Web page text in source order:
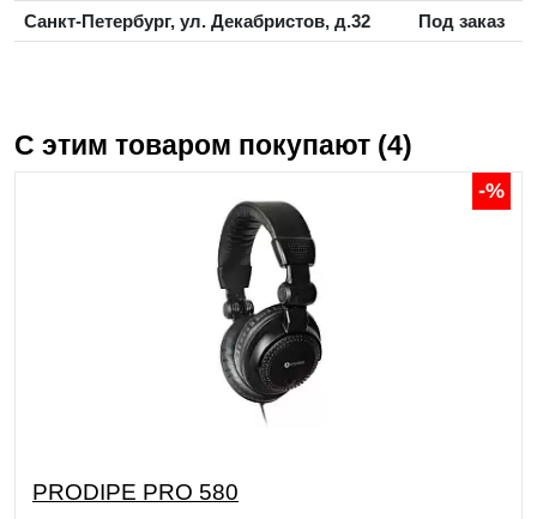
Санкт-Петербург, ул. Декабристов, д.32
Под заказ
С этим товаром покупают (4)
-%
PRODIPE PRO 580